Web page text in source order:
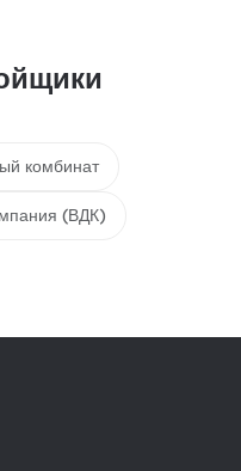
комбинат
(ВДК)